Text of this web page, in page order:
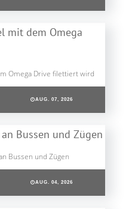
Omega Drive filettiert wird
AUG. 07, 2026
Bussen und Zügen
AUG. 04, 2026